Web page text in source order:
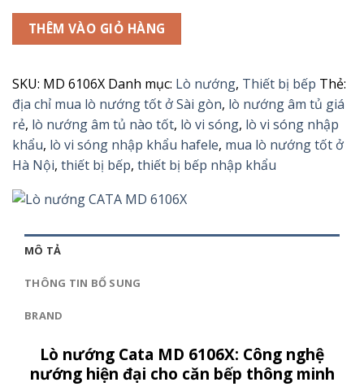
THÊM VÀO GIỎ HÀNG
SKU: MD 6106X Danh mục: Lò nướng, Thiết bị bếp Thẻ:
địa chỉ mua lò nướng tốt ở Sài gòn, lò nướng âm tủ giá
rẻ, lò nướng âm tủ nào tốt, lò vi sóng, lò vi sóng nhập
khẩu, lò vi sóng nhập khẩu hafele, mua lò nướng tốt ở
Hà Nội, thiết bị bếp, thiết bị bếp nhập khẩu
MÔ TẢ
THÔNG TIN BỔ SUNG
BRAND
Lò nướng Cata MD 6106X: Công nghệ
nướng hiện đại cho căn bếp thông minh